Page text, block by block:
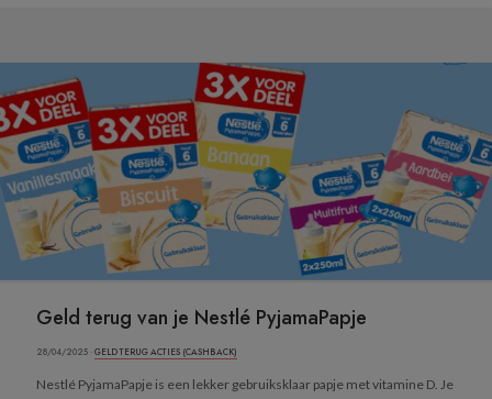
Geld terug van je Nestlé PyjamaPapje
28/04/2025 ·GELD TERUG ACTIES (CASHBACK)
Nestlé PyjamaPapje is een lekker gebruiksklaar papje met vitamine D. Je